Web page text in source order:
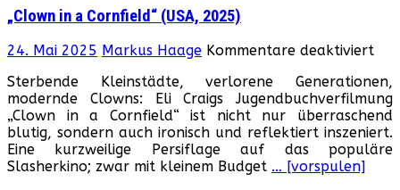
„Clown in a Cornfield“ (USA, 2025)
24. Mai 2025 Markus Haage Kommentare deaktiviertfür
in
a
Sterbende Kleinstädte, verlorene Generationen,
modernde Clowns: Eli Craigs Jugendbuchverfilmung
„Clown in a Cornfield“ ist nicht nur überraschend
blutig, sondern auch ironisch und reflektiert inszeniert.
Eine kurzweilige Persiflage auf das populäre
Slasherkino; zwar mit kleinem Budget … [vorspulen]